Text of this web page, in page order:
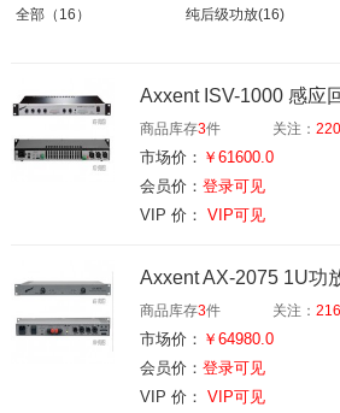
全部 （16） 纯后级功放(16)
Axxent ISV-1000 感应
商品库存3件 关注：
市场价： ￥61600.0
会员价：登录可见
VIP 价： VIP可见
Axxent AX-2075 1U功
商品库存3件 关注：
市场价： ￥64980.0
会员价：登录可见
VIP 价： VIP可见